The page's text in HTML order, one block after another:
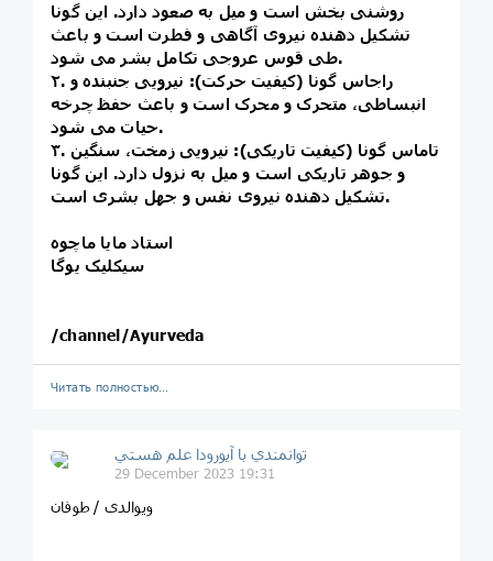
روشنی بخش است و میل به صعود دارد. این گونا
تشکیل دهنده نیروی آگاهی و فطرت است و باعث
طی قوس عروجی تکامل بشر می شود.
۲. راجاس گونا (کیفیت حرکت): نیرویی جنبنده و
انبساطی، متحرک و محرک است و باعث حفظ چرخه
حیات می شود.
۳. تاماس گونا (کیفیت تاریکی): نیرویی زمخت، سنگین
و جوهر تاریکی است و میل به نزول دارد. این گونا
تشکیل دهنده نیروی نفس و جهل بشری است.
استاد مایا ماچوه
سیکلیک یوگا
/channel/Ayurveda
Читать полностью…
توانمندي با آيورودا علم هستي
29 December 2023 19:31
ویوالدی / طوفان